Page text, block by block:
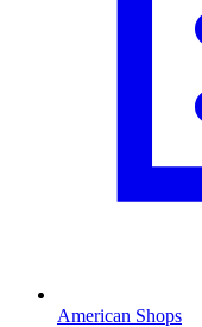
American Shops